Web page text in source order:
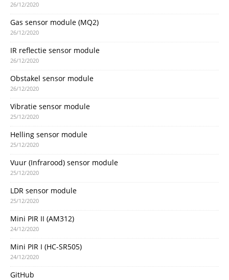
26/12/2020
Gas sensor module (MQ2)
26/12/2020
IR reflectie sensor module
26/12/2020
Obstakel sensor module
26/12/2020
Vibratie sensor module
25/12/2020
Helling sensor module
25/12/2020
Vuur (Infrarood) sensor module
25/12/2020
LDR sensor module
25/12/2020
Mini PIR II (AM312)
24/12/2020
Mini PIR I (HC-SR505)
24/12/2020
GitHub